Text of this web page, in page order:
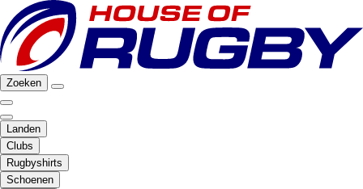
Zoeken
Landen
Clubs
Rugbyshirts
Schoenen